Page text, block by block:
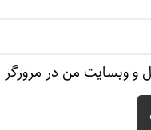
و وبسایت من در